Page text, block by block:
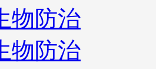
物防治
物防治